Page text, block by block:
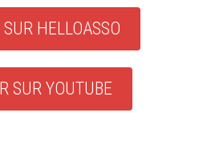
HELLOASSO
SUR YOUTUBE